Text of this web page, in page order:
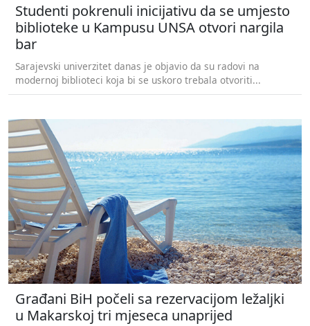
Studenti pokrenuli inicijativu da se umjesto
biblioteke u Kampusu UNSA otvori nargila
bar
Sarajevski univerzitet danas je objavio da su radovi na
modernoj biblioteci koja bi se uskoro trebala otvoriti...
Građani BiH počeli sa rezervacijom ležaljki
u Makarskoj tri mjeseca unaprijed